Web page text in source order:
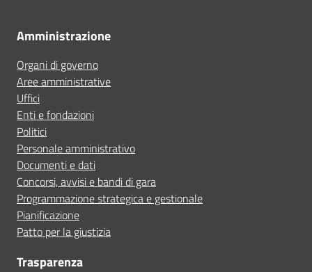
Amministrazione
Organi di governo
Aree amministrative
Uffici
Enti e fondazioni
Politici
Personale amministrativo
Documenti e dati
Concorsi, avvisi e bandi di gara
Programmazione strategica e gestionale
Pianificazione
Patto per la giustizia
Trasparenza